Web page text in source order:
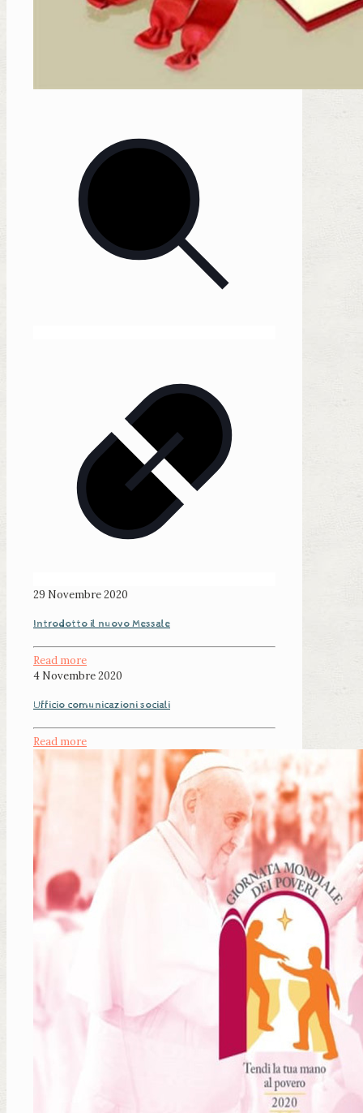
29 Novembre 2020
Introdotto il nuovo Messale
Read more
4 Novembre 2020
Ufficio comunicazioni sociali
Read more